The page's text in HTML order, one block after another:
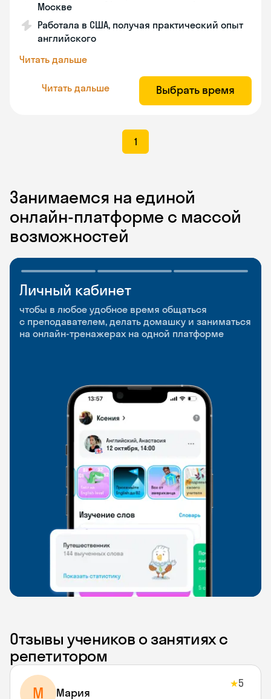
Москве
Работала в США, получая практический опыт
английского
Читать дальше
Читать дальше Выбрать время
1
Занимаемся на единой
онлайн-платформе с массой
возможностей
Личный кабинет
чтобы в любое удобное время общаться
с преподавателем, делать домашку и заниматься
на онлайн-тренажерах на одной платформе
Мобильное
приложение
чтобы заниматься и изучать новые слова где
и когда удобно
Разговорные клубы
и Talks
Групповые занятия для разговорной практики
и индивидуальные встречи с преподавателями
Отзывы учеников о занятиях с
репетитором
М Мария
★5